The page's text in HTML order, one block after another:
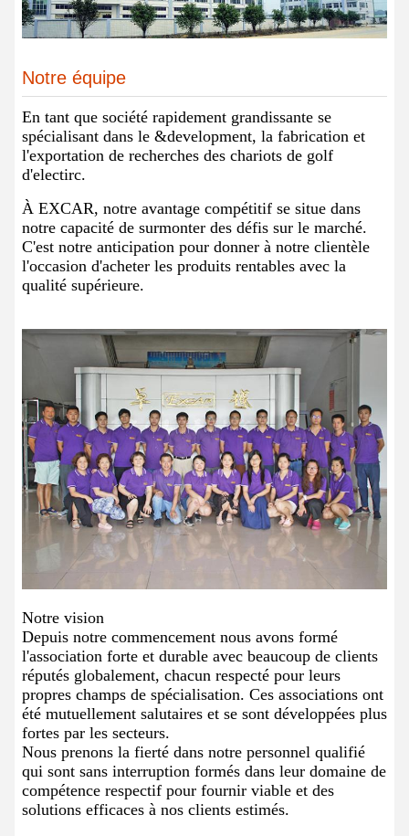
Notre équipe
En tant que société rapidement grandissante se
spécialisant dans le &development, la fabrication et
l'exportation de recherches des chariots de golf
d'electirc.
À EXCAR, notre avantage compétitif se situe dans
notre capacité de surmonter des défis sur le marché.
C'est notre anticipation pour donner à notre clientèle
l'occasion d'acheter les produits rentables avec la
qualité supérieure.
Notre vision
Depuis notre commencement nous avons formé
l'association forte et durable avec beaucoup de clients
réputés globalement, chacun respecté pour leurs
propres champs de spécialisation. Ces associations ont
été mutuellement salutaires et se sont développées plus
fortes par les secteurs.
Nous prenons la fierté dans notre personnel qualifié
qui sont sans interruption formés dans leur domaine de
compétence respectif pour fournir viable et des
solutions efficaces à nos clients estimés.